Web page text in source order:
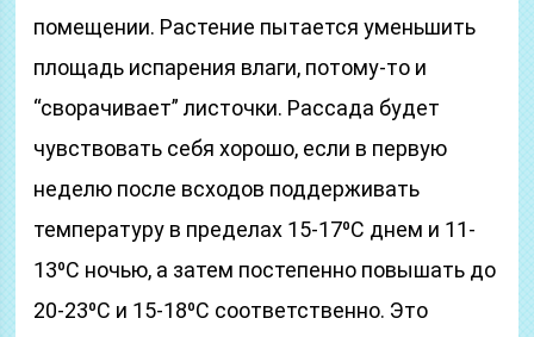
помещении. Растение пытается уменьшить
площадь испарения влаги, потому-то и
“сворачивает” листочки. Рассада будет
чувствовать себя хорошо, если в первую
неделю после всходов поддерживать
температуру в пределах 15-17⁰С днем и 11-
13⁰С ночью, а затем постепенно повышать до
20-23⁰С и 15-18⁰С соответственно. Это